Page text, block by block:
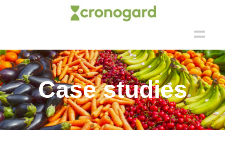
Cos’è cronogard®
Prodotto
Prodotto
Vantaggi
Case studies